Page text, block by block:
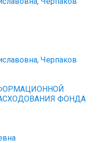
Черпаков
ФОНДА